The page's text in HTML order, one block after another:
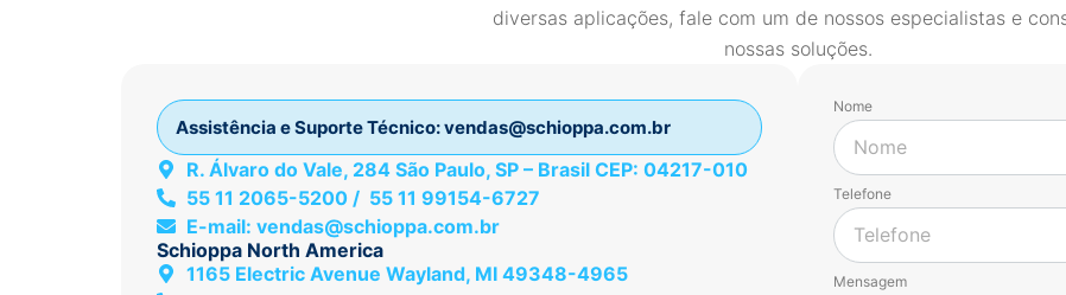
diversas aplicações, fale com um de nossos especialistas e
nossas soluções.
Assistência e Suporte Técnico:vendas@schioppa.com.br
R. Álvaro do Vale, 284 São Paulo, SP – Brasil CEP: 04217-010
55 11 2065-5200 / 55 11 99154-6727
E-mail: vendas@schioppa.com.br
Schioppa North America
1165 Electric Avenue Wayland, MI 49348-4965
Nome
Telefone
Mensagem